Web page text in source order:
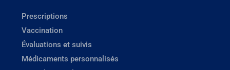
Prescriptions
Vaccination
Évaluations et suivis
Médicaments personnalisés